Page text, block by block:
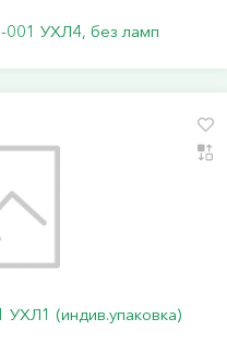
001 УХЛ4, без ламп
(индив.упаковка)